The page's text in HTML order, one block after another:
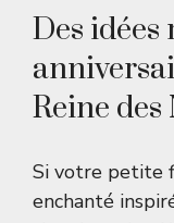
Des
Reine des
Si votre petite
enchanté